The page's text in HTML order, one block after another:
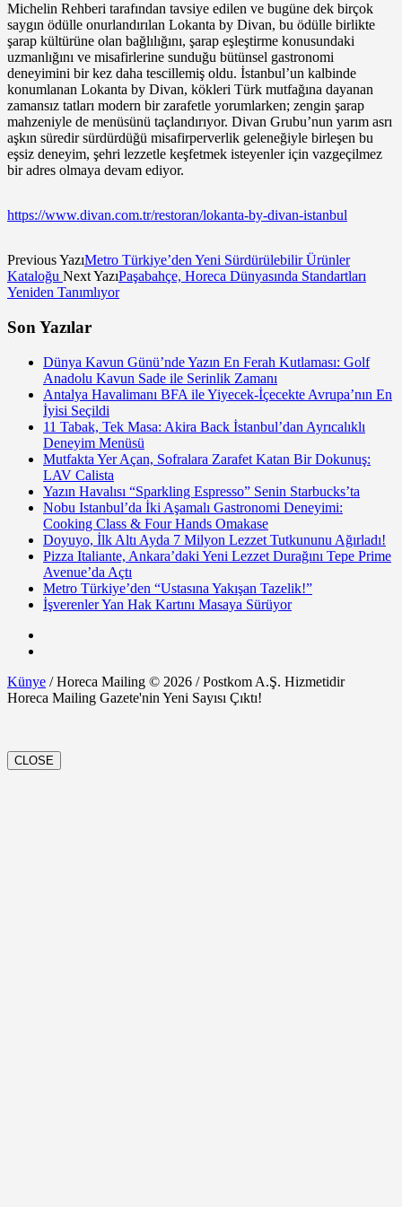
Michelin Rehberi tarafından tavsiye edilen ve bugüne dek birçok
saygın ödülle onurlandırılan Lokanta by Divan, bu ödülle birlikte
şarap kültürüne olan bağlılığını, şarap eşleştirme konusundaki
uzmanlığını ve misafirlerine sunduğu bütünsel gastronomi
deneyimini bir kez daha tescillemiş oldu. İstanbul’un kalbinde
konumlanan Lokanta by Divan, kökleri Türk mutfağına dayanan
zamansız tatları modern bir zarafetle yorumlarken; zengin şarap
mahzeniyle de menüsünü taçlandırıyor. Divan Grubu’nun yarım asrı
aşkın süredir sürdürdüğü misafirperverlik geleneğiyle birleşen bu
eşsiz deneyim, şehri lezzetle keşfetmek isteyenler için vazgeçilmez
bir adres olmaya devam ediyor.
https://www.divan.com.tr/restoran/lokanta-by-divan-istanbul
Previous YazıMetro Türkiye’den Yeni Sürdürülebilir Ürünler
Kataloğu Next YazıPaşabahçe, Horeca Dünyasında Standartları
Yeniden Tanımlıyor
Son Yazılar
Dünya Kavun Günü’nde Yazın En Ferah Kutlaması: Golf
Anadolu Kavun Sade ile Serinlik Zamanı
Antalya Havalimanı BFA ile Yiyecek-İçecekte Avrupa’nın En
İyisi Seçildi
11 Tabak, Tek Masa: Akira Back İstanbul’dan Ayrıcalıklı
Deneyim Menüsü
Mutfakta Yer Açan, Sofralara Zarafet Katan Bir Dokunuş:
LAV Calista
Yazın Havalısı “Sparkling Espresso” Senin Starbucks’ta
Nobu Istanbul’da İki Aşamalı Gastronomi Deneyimi:
Cooking Class & Four Hands Omakase
Doyuyo, İlk Altı Ayda 7 Milyon Lezzet Tutkununu Ağırladı!
Pizza Italiante, Ankara’daki Yeni Lezzet Durağını Tepe Prime
Avenue’da Açtı
Metro Türkiye’den “Ustasına Yakışan Tazelik!”
İşverenler Yan Hak Kartını Masaya Sürüyor
Künye / Horeca Mailing © 2026 / Postkom A.Ş. Hizmetidir
Horeca Mailing Gazete'nin Yeni Sayısı Çıktı!
CLOSE